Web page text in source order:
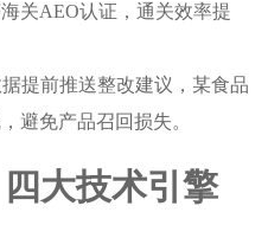
关AEO认证，通关效率提
提前推送整改建议，某食品
避免产品召回损失。
大技术引擎